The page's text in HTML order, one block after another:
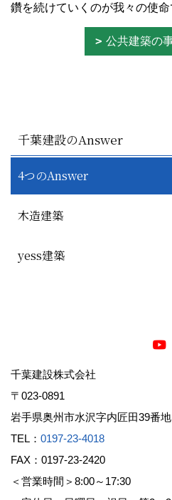
鑽を続けていくのが我々の使命
公共建築の
千葉建設のAnswer
4つのAnswer
木造建築
yess建築
千葉建設株式会社
〒023-0891
岩手県奥州市水沢字内匠田39番
TEL： 0197-23-4018
FAX：0197-23-2420
＜営業時間＞8:00～17:30